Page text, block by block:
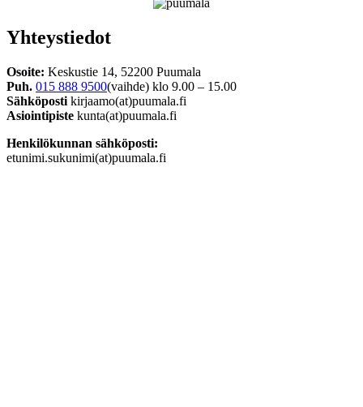
Yhteystiedot
Osoite: Keskustie 14, 52200 Puumala
Puh. 015 888 9500(vaihde) klo 9.00 – 15.00
Sähköposti kirjaamo(at)puumala.fi
Asiointipiste kunta(at)puumala.fi
Henkilökunnan sähköposti:
etunimi.sukunimi(at)puumala.fi